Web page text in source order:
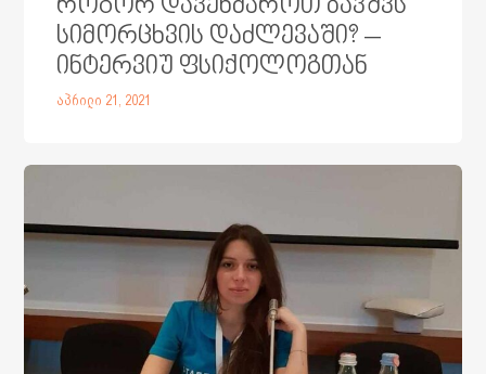
როგორ დავეხმაროთ ბავშვს
სიმორცხვის დაძლევაში? –
ინტერვიუ ფსიქოლოგთან
აპრილი 21, 2021